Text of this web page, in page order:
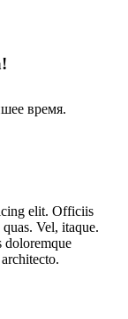
время.
elit. Officiis
Vel, itaque.
doloremque